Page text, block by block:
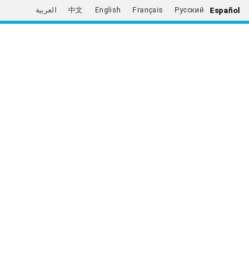
العربية 中文 English Français Русский Español